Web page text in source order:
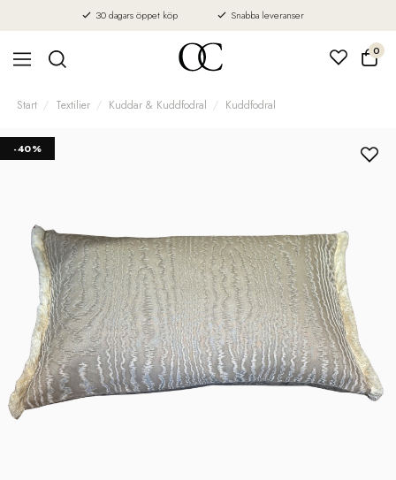
30 dagars öppet köp Snabba leveranser
0
Start Textilier Kuddar & Kuddfodral Kuddfodral
-40%